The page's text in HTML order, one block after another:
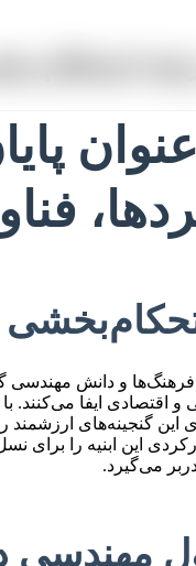
استحکام
فرهنگ‌ها و دانش
اقتصادی ایفا می‌کنند.
این گنجینه‌های
این ابنیه را
می‌گیرد.
مهندسی